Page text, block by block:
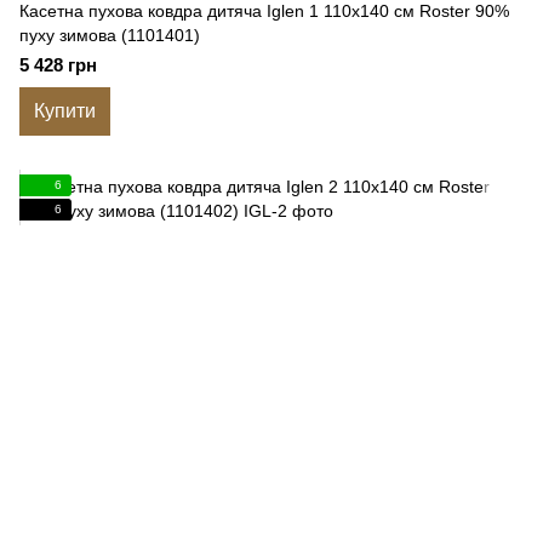
Касетна пухова ковдра дитяча Iglen 1 110x140 см Roster 90%
пуху зимова (1101401)
5 428 грн
Купити
6
6